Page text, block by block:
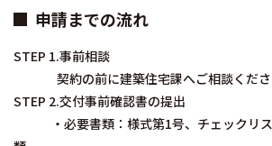
申請までの流れ
STEP 1.事前相談
契約の前に建築住宅課へご相談くださ
STEP 2.交付事前確認書の提出
・必要書類：様式第1号、チェックリス